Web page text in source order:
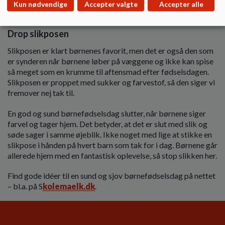
den dug man spiser ved.
Drop slikposen
Slikposen er klart børnenes favorit, men det er også den som
er synderen når børnene løber på væggene og ikke kan spise
så meget som en krumme til aftensmad efter fødselsdagen.
Slikposen er proppet med sukker og farvestof, så den siger vi
fremover nej tak til.
En god og sund børnefødselsdag slutter, når børnene siger
farvel og tager hjem. Det betyder, at det er slut med slik og
søde sager i samme øjeblik. Ikke noget med lige at stikke en
slikpose i hånden på hvert barn som tak for i dag. Børnene går
allerede hjem med en fantastisk oplevelse, så stop slikken her.
Find gode idéer til en sund og sjov børnefødselsdag på nettet
– bl.a. på Skolemaelk.dk.
Kun nødvendige Accepter valgte Accepter alle